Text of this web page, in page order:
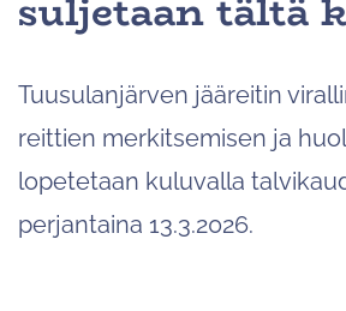
Tuusulanjärven jääreitin
reittien merkitsemisen ja
lopetetaan kuluvalla
perjantaina 13.3.2026.